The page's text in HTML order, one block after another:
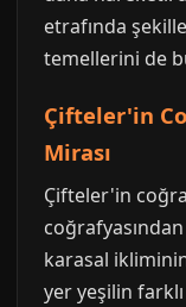
etrafında
temellerini de
Çifteler'in
Mirası
Çifteler'in
karasal
yer yeşilin